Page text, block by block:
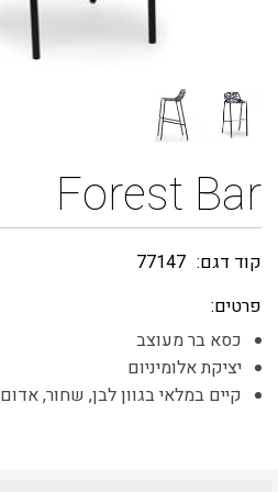
Forest Bar
קוד דגם: 77147
פרטים:
כסא בר מעוצב
יציקת אלומיניום
קיים במלאי בגוון לבן, שחור, אדום